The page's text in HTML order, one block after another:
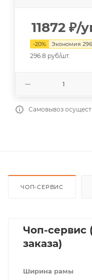
11872 ₽/
-20% Экономия
296.8 руб/шт.
Самовывоз
ЧОП-СЕРВИС
Чоп-сервис
заказа)
Ширина рамы